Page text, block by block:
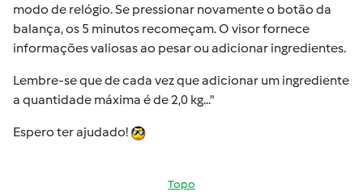
modo de relógio. Se pressionar novamente o botão da
balança, os 5 minutos recomeçam. O visor fornece
informações valiosas ao pesar ou adicionar ingredientes.
Lembre-se que de cada vez que adicionar um ingrediente
a quantidade máxima é de 2,0 kg..."
Espero ter ajudado!
Topo